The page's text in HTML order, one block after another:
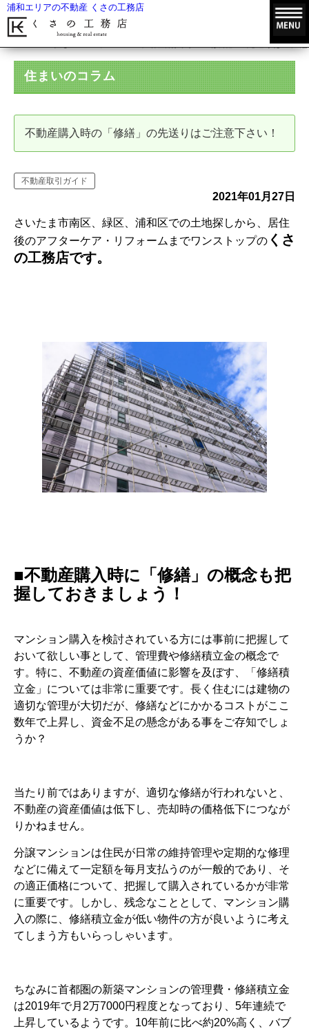
浦和エリアの不動産 くさの工務店
不動産購入時の「修繕」の先送りはご注
住まいのコラム
不動産購入時の「修繕」の先送りはご注意下さい！
不動産取引ガイド
2021年01月27日
さいたま市南区、緑区、浦和区での土地探しから、居住
後のアフターケア・リフォームまでワンストップの くさ
の工務店です。
■不動産購入時に「修繕」の概念も把
握しておきましょう！
マンション購入を検討されている方には事前に把握して
おいて欲しい事として、管理費や修繕積立金の概念で
す。特に、不動産の資産価値に影響を及ぼす、「修繕積
立金」については非常に重要です。長く住むには建物の
適切な管理が大切だが、修繕などにかかるコストがここ
数年で上昇し、資金不足の懸念がある事をご存知でしょ
うか？
当たり前ではありますが、適切な修繕が行われないと、
不動産の資産価値は低下し、売却時の価格低下につなが
りかねません。
分譲マンションは住民が日常の維持管理や定期的な修理
などに備えて一定額を毎月支払うのが一般的であり、そ
の適正価格について、把握して購入されているかが非常
に重要です。しかし、残念なこととして、マンション購
入の際に、修繕積立金が低い物件の方が良いように考え
てしまう方もいらっしゃいます。
ちなみに首都圏の新築マンションの管理費・修繕積立金
は2019年で月2万7000円程度となっており、5年連続で
上昇しているようです。10年前に比べ約20%高く、バブ